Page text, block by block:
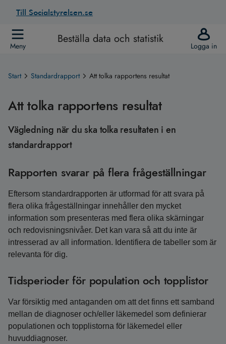
Till Socialstyrelsen.se
Meny Beställa data och statistik Logga in
Start Standardrapport Att tolka rapportens resultat
Att tolka rapportens resultat
Vägledning när du ska tolka resultaten i en
standardrapport
Rapporten svarar på flera frågeställningar
Eftersom standardrapporten är utformad för att svara på
flera olika frågeställningar innehåller den mycket
information som presenteras med flera olika skärningar
och redovisningsnivåer. Det kan vara så att du inte är
intresserad av all information. Identifiera de tabeller som är
relevanta för dig.
Tidsperioder för population och topplistor
Var försiktig med antaganden om att det finns ett samband
mellan de diagnoser och/eller läkemedel som definierar
populationen och topplistorna för läkemedel eller
huvuddiagnoser.